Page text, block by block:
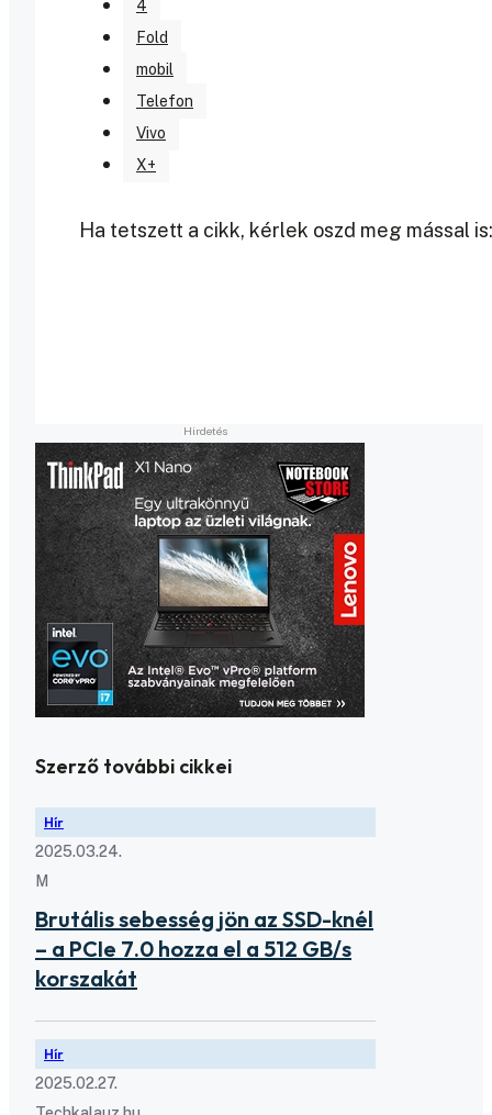
4
Fold
mobil
Telefon
Vivo
X+
Ha tetszett a cikk, kérlek oszd meg mással is:
Szerző további cikkei
Hír
2025.03.24.
M
Brutális sebesség jön az SSD-knél
– a PCIe 7.0 hozza el a 512 GB/s
korszakát
Hír
2025.02.27.